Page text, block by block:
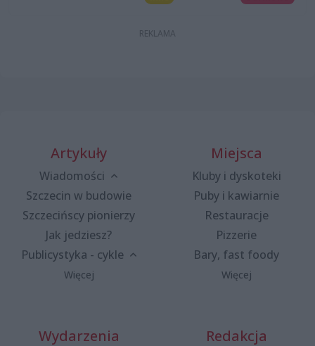
Artykuły
Wiadomości
Szczecin w budowie
Szczecińscy pionierzy
Jak jedziesz?
Publicystyka - cykle
Więcej
Miejsca
Kluby i dyskoteki
Puby i kawiarnie
Restauracje
Pizzerie
Bary, fast foody
Więcej
Wydarzenia Redakcja